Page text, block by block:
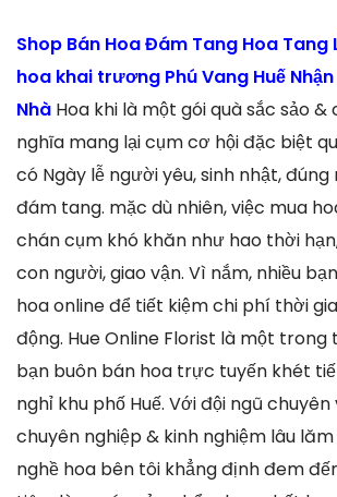
Shop Bán Hoa Đám Tang Hoa Tang
hoa khai trương Phú Vang Huế
Nhà Hoa khi là một gói quà sắc sảo
nghĩa mang lại cụm cơ hội đặc biệt
có Ngày lễ người yêu, sinh nhật,
đám tang. mặc dù nhiên, việc mua
chán cụm khó khăn như hao thời
con người, giao vận. Vì nắm, nhiều
hoa online để tiết kiệm chi phí thời
động. Hue Online Florist là một trong
bạn buôn bán hoa trực tuyến khét
nghỉ khu phố Huế. Với đội ngũ
chuyên nghiệp & kinh nghiệm lâu
nghề hoa bên tôi khẳng định đem